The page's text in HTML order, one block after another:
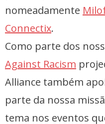
nomeadamente
Connectix.
Como parte dos
Against Racism
Alliance também
parte da nossa
tema nos eventos